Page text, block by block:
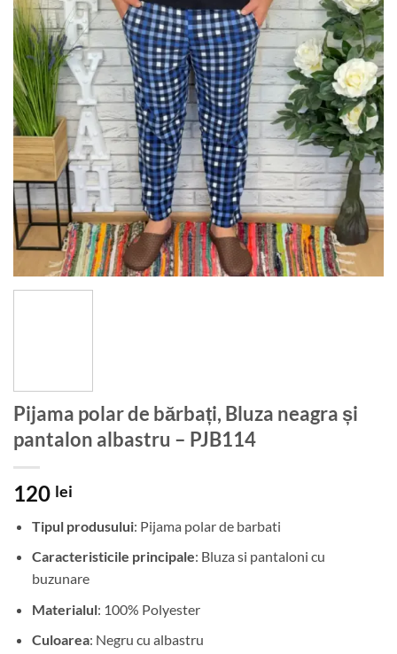
Pijama polar de bărbați, Bluza neagra și
pantalon albastru – PJB114
120 lei
Tipul produsului: Pijama polar de barbati
Caracteristicile principale: Bluza si pantaloni cu
buzunare
Materialul: 100% Polyester
Culoarea: Negru cu albastru